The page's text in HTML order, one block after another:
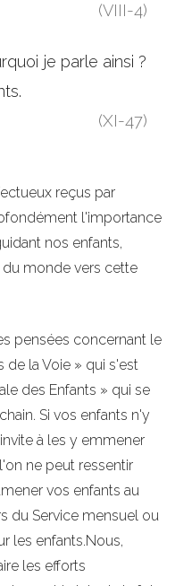
(VIII-4)
je parle ainsi ?
(XI-47)
reçus par
l'importance
nos enfants,
monde vers cette
pensées concernant le
de la Voie » qui s'est
des Enfants » qui se
Si vos enfants n'y
à les y emmener
ne peut ressentir
vos enfants au
du Service mensuel ou
les enfants.Nous,
les efforts